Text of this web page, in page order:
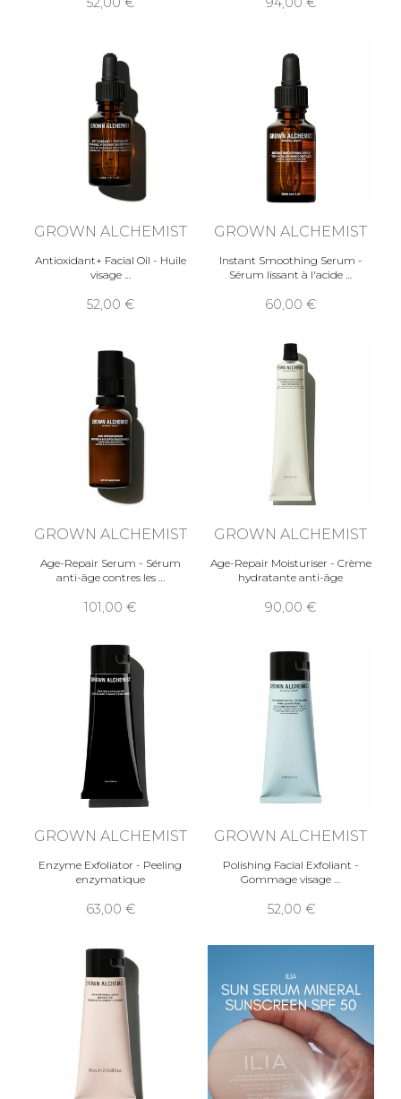
GROWN ALCHEMIST
Antioxidant+ Facial Oil - Huile
visage
52,00
GROWN ALCHEMIST
Instant Smoothing Serum -
Sérum lissant à l'acide
60,00
GROWN ALCHEMIST
Age-Repair Serum - Sérum
anti-âge contres les
101,00
GROWN ALCHEMIST
Age-Repair Moisturiser - Crème
hydratante anti-âge
90,00
GROWN ALCHEMIST
Enzyme Exfoliator - Peeling
enzymatique
63,00
GROWN ALCHEMIST
Polishing Facial Exfoliant -
Gommage visage
52,00